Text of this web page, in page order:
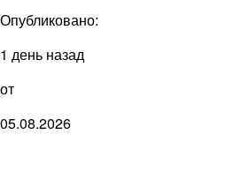
Опубликовано:
1 день назад
от
05.08.2026